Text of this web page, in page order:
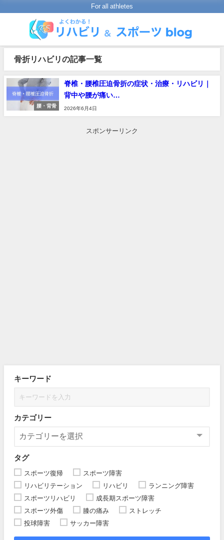
For all athletes
骨折リハビリの記事一覧
腰・背骨
脊椎・腰椎圧迫骨折の症状・治療・リハビリ｜
背中や腰が痛い…
2026年6月4日
スポンサーリンク
キーワード
カテゴリー
タグ
スポーツ復帰
スポーツ障害
リハビリテーション
リハビリ
ランニング障害
スポーツリハビリ
成長期スポーツ障害
スポーツ外傷
膝の痛み
ストレッチ
投球障害
サッカー障害